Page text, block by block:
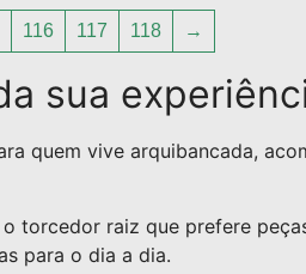
116 117 118 →
sua
quem vive arquibancada,
torcedor raiz que prefere
para o dia a dia.